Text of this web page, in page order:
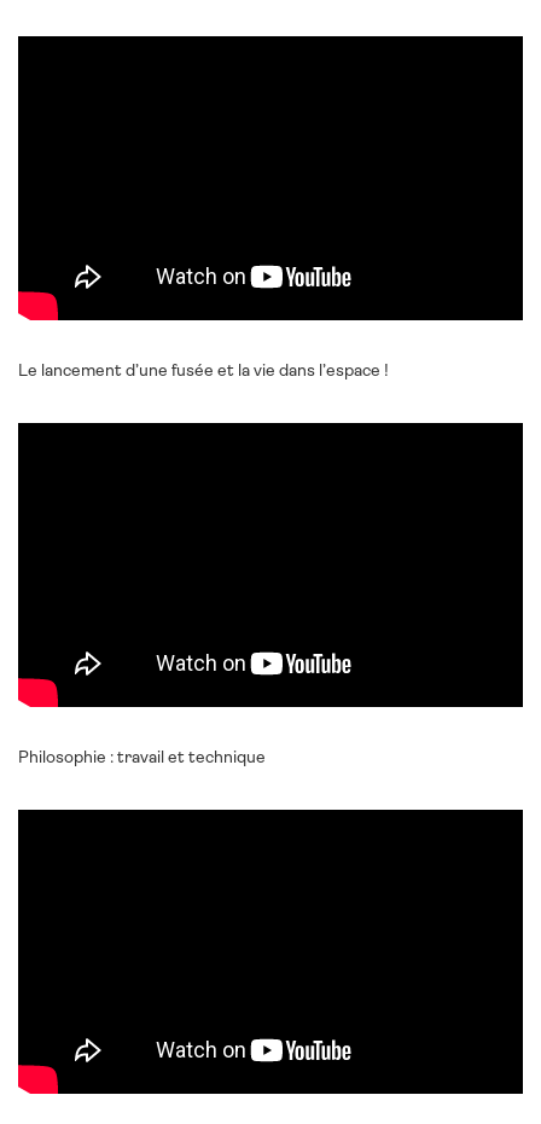
Le lancement d’une fusée et la vie dans l’espace !
Philosophie : travail et technique